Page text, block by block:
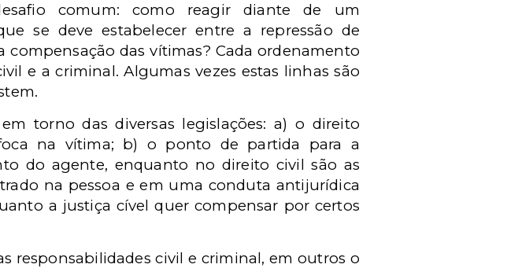
comum: como reagir diante de um
se deve estabelecer entre a repressão de
das vítimas? Cada ordenamento
e a criminal. Algumas vezes estas linhas são
torno das diversas legislações: a) o direito
na vítima; b) o ponto de partida para a
do agente, enquanto no direito civil são as
na pessoa e em uma conduta antijurídica
a justiça cível quer compensar por certos
responsabilidades civil e criminal, em outros o